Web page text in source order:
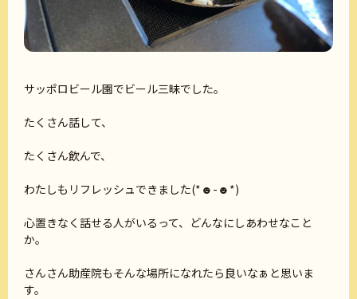
サッポロビール園でビール三昧でした。
たくさん話して、
たくさん飲んで、
わたしもリフレッシュできました(*☻-☻*)
心置きなく話せる人がいるって、どんなにしあわせなこと
か。
さんさん助産院もそんな場所になれたら良いなぁと思いま
す。